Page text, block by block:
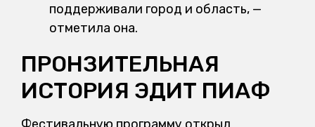
поддерживали город и область, —
отметила она.
ПРОНЗИТЕЛЬНАЯ
ИСТОРИЯ ЭДИТ ПИАФ